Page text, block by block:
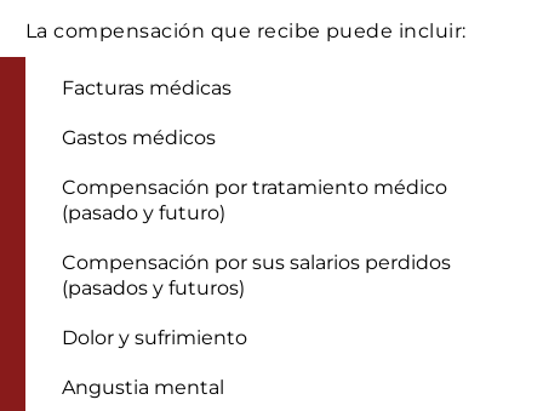
La compensación que recibe puede incluir:
Facturas médicas
Gastos médicos
Compensación por tratamiento médico
(pasado y futuro)
Compensación por sus salarios perdidos
(pasados y futuros)
Dolor y sufrimiento
Angustia mental